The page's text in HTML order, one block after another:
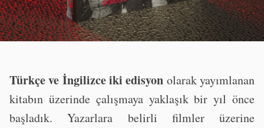
Türkçe ve İngilizce iki edisyon olarak yayımlanan
kitabın üzerinde çalışmaya yaklaşık bir yıl önce
başladık. Yazarlara belirli filmler üzerine